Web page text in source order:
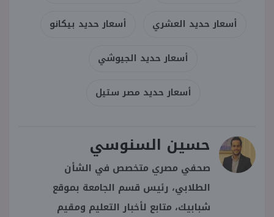
أسعار حديد العشري أسعار حديد بيكانو
أسعار حديد الجيوشي
أسعار حديد مصر ستيل
حسين السنوسي
صحفي مصري متخصص في الشأن
الطلابي، رئيس قسم الجامعة بموقع
شبابيك، متابع لأخبار التعليم ومقيم